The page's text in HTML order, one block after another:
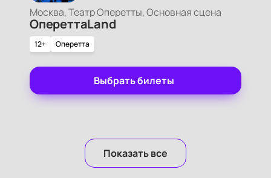
Москва, Театр Оперетты, Основная сцена
ОпереттаLand
12+ Оперетта
Выбрать билеты
Показать все